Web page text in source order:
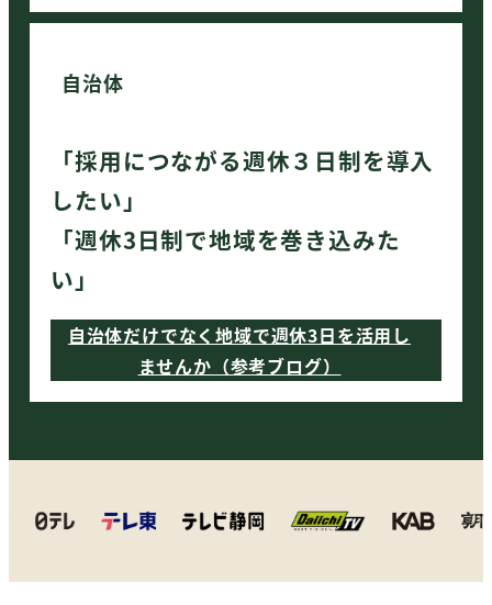
自治体
「採用につながる週休３日制を導入
したい」
「週休3日制で地域を巻き込みた
い」
自治体だけでなく地域で週休3日を活用し
ませんか（参考ブログ）